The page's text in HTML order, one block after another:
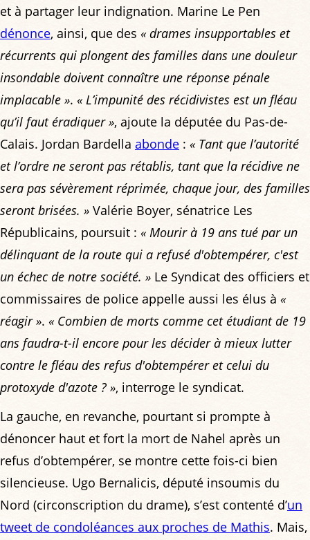
et à partager leur indignation. Marine Le Pen
dénonce, ainsi, que des « drames insupportables et
récurrents qui plongent des familles dans une douleur
insondable doivent connaître une réponse pénale
implacable ». « L’impunité des récidivistes est un fléau
qu’il faut éradiquer », ajoute la députée du Pas-de-
Calais. Jordan Bardella abonde : « Tant que l’autorité
et l’ordre ne seront pas rétablis, tant que la récidive ne
sera pas sévèrement réprimée, chaque jour, des familles
seront brisées. » Valérie Boyer, sénatrice Les
Républicains, poursuit : « Mourir à 19 ans tué par un
délinquant de la route qui a refusé d'obtempérer, c'est
un échec de notre société. » Le Syndicat des officiers et
commissaires de police appelle aussi les élus à «
réagir ». « Combien de morts comme cet étudiant de 19
ans faudra-t-il encore pour les décider à mieux lutter
contre le fléau des refus d'obtempérer et celui du
protoxyde d'azote ? », interroge le syndicat.
La gauche, en revanche, pourtant si prompte à
dénoncer haut et fort la mort de Nahel après un
refus d’obtempérer, se montre cette fois-ci bien
silencieuse. Ugo Bernalicis, député insoumis du
Nord (circonscription du drame), s’est contenté d’un
tweet de condoléances aux proches de Mathis. Mais,